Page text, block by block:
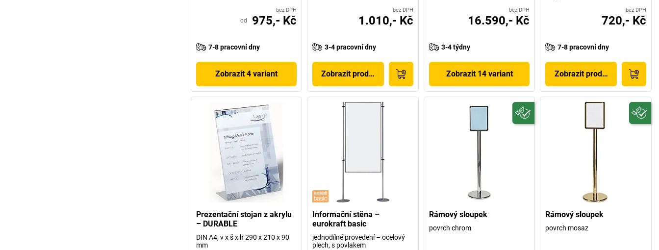
bez DPH
od 975,- Kč
7-8 pracovní dny
Zobrazit 4 variant
bez DPH
1.010,- Kč
3-4 pracovní dny
Zobrazit produkt
bez DPH
16.590,- Kč
3-4 týdny
Zobrazit 14 variant
bez DPH
720,- Kč
7-8 pracovní dny
Zobrazit produkt
Prezentační stojan z akrylu
– DURABLE
DIN A4, v x š x h 290 x 210 x 90
mm
Informační stěna –
eurokraft basic
jednodílné provedení – ocelový
plech, s povlakem
Rámový sloupek
povrch chrom
Rámový sloupek
povrch mosaz